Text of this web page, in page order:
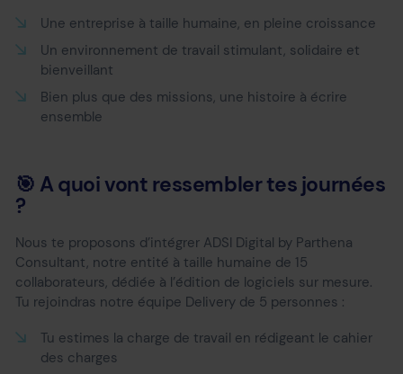
Une entreprise à taille humaine, en pleine croissance
Un environnement de travail stimulant, solidaire et
bienveillant
Bien plus que des missions, une histoire à écrire
ensemble
🎯 A quoi vont ressembler tes journées
?
Nous te proposons d’intégrer ADSI Digital by Parthena
Consultant, notre entité à taille humaine de 15
collaborateurs, dédiée à l’édition de logiciels sur mesure.
Tu rejoindras notre équipe Delivery de 5 personnes :
Tu estimes la charge de travail en rédigeant le cahier
des charges